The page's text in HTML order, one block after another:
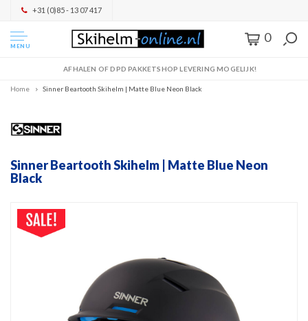
+31 (0)85 - 13 07 417
MENU
0
AFHALEN OF DPD PAKKETSHOP LEVERING MOGELIJK!
Home Sinner Beartooth Skihelm | Matte Blue Neon Black
Sinner Beartooth Skihelm | Matte Blue Neon
Black